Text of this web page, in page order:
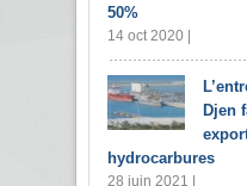
50%
14 oct 2020 |
Djen
hydrocarbures
28 juin 2021 |